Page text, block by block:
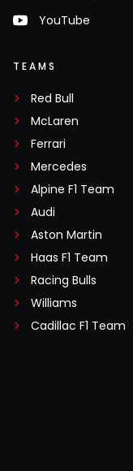
YouTube
TEAMS
Red Bull
McLaren
Ferrari
Mercedes
Alpine F1 Team
Audi
Aston Martin
Haas F1 Team
Racing Bulls
Williams
Cadillac F1 Team